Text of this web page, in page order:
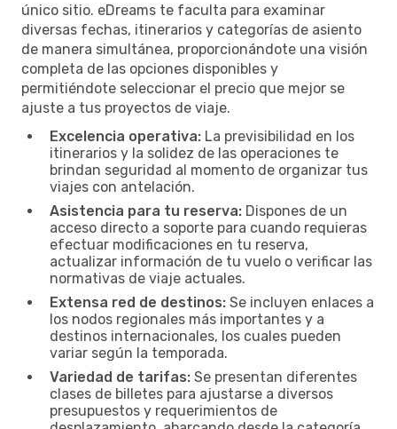
único sitio. eDreams te faculta para examinar
diversas fechas, itinerarios y categorías de asiento
de manera simultánea, proporcionándote una visión
completa de las opciones disponibles y
permitiéndote seleccionar el precio que mejor se
ajuste a tus proyectos de viaje.
Excelencia operativa: La previsibilidad en los
itinerarios y la solidez de las operaciones te
brindan seguridad al momento de organizar tus
viajes con antelación.
Asistencia para tu reserva: Dispones de un
acceso directo a soporte para cuando requieras
efectuar modificaciones en tu reserva,
actualizar información de tu vuelo o verificar las
normativas de viaje actuales.
Extensa red de destinos: Se incluyen enlaces a
los nodos regionales más importantes y a
destinos internacionales, los cuales pueden
variar según la temporada.
Variedad de tarifas: Se presentan diferentes
clases de billetes para ajustarse a diversos
presupuestos y requerimientos de